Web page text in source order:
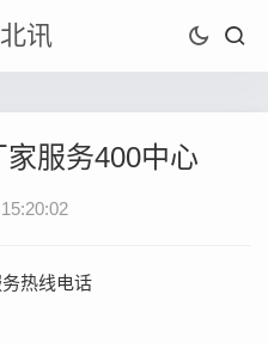
讯
服务400中心
热线电话